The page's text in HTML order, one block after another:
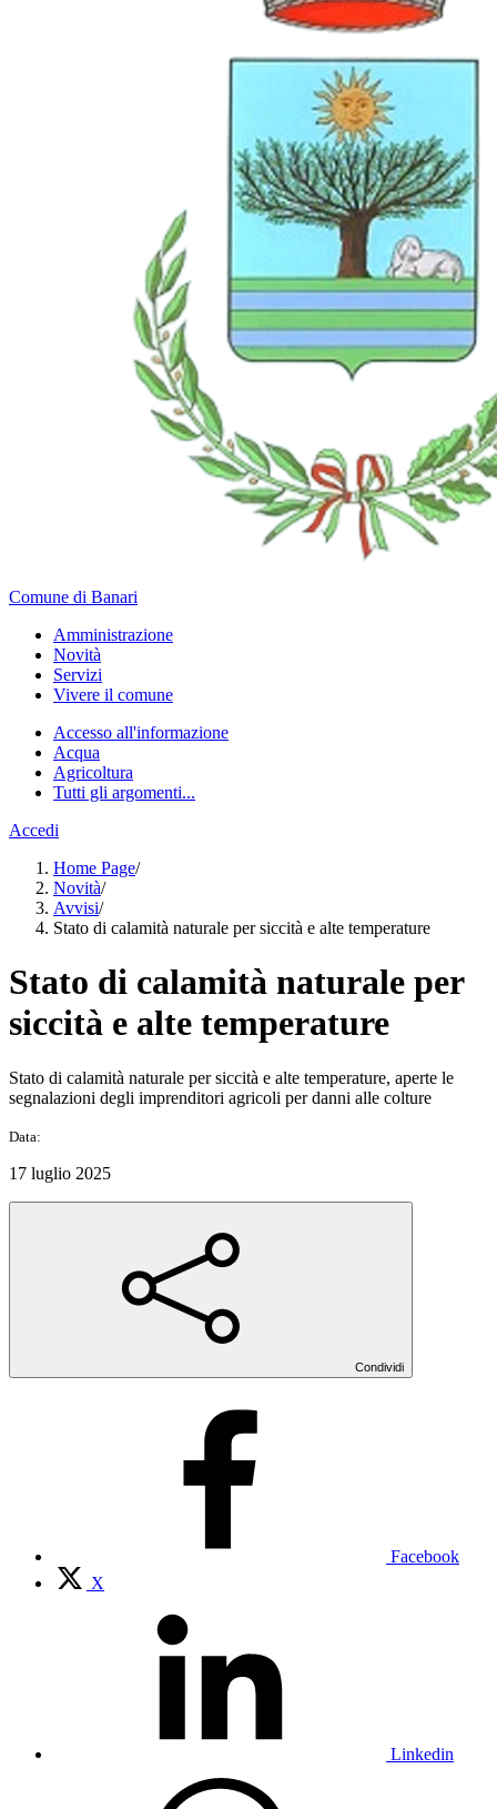
Comune di Banari
Amministrazione
Novità
Servizi
Vivere il comune
Accesso all'informazione
Acqua
Agricoltura
Tutti gli argomenti...
Accedi
Home Page/
Novità/
Avvisi/
Stato di calamità naturale per siccità e alte temperature
Stato di calamità naturale per
siccità e alte temperature
Stato di calamità naturale per siccità e alte temperature, aperte le
segnalazioni degli imprenditori agricoli per danni alle colture
Data:
17 luglio 2025
Condividi
Facebook
X
Linkedin